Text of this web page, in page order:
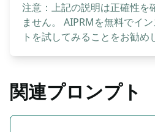
注意：上記の説明は正確性を
ません。 AIPRMを無料でイ
トを試してみることをお勧め
関連プロンプト